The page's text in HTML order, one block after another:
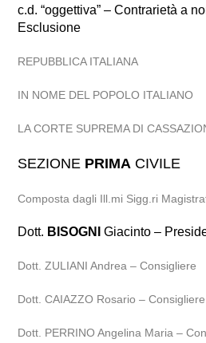
c.d. “oggettiva” – Contrarietà a
Esclusione
REPUBBLICA ITALIANA
IN NOME DEL POPOLO ITALIANO
LA CORTE SUPREMA DI
SEZIONE PRIMA CIVILE
Composta dagli Ill.mi Sigg.ri
Dott. BISOGNI Giacinto –
Dott. ZULIANI Andrea – Consigliere
Dott. CAIAZZO Rosario – Consigliere
Dott. PERRINO Angelina Maria –